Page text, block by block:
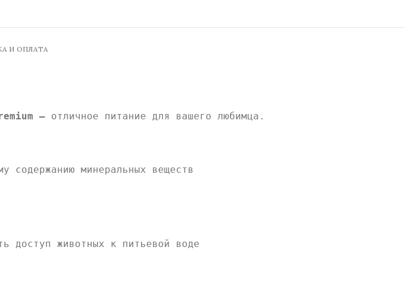
И ОПЛАТА
– отличное питание для вашего любимца.
содержанию минеральных веществ
доступ животных к питьевой воде